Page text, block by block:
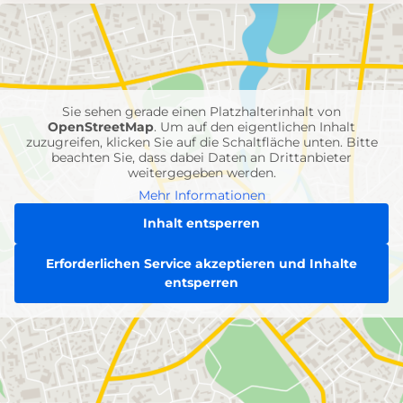
mit
Feuerwehr-
Einheiten
Sie sehen gerade einen Platzhalterinhalt von
OpenStreetMap. Um auf den eigentlichen Inhalt
zuzugreifen, klicken Sie auf die Schaltfläche unten. Bitte
beachten Sie, dass dabei Daten an Drittanbieter
weitergegeben werden.
Mehr Informationen
Inhalt entsperren
Erforderlichen Service akzeptieren und Inhalte
entsperren